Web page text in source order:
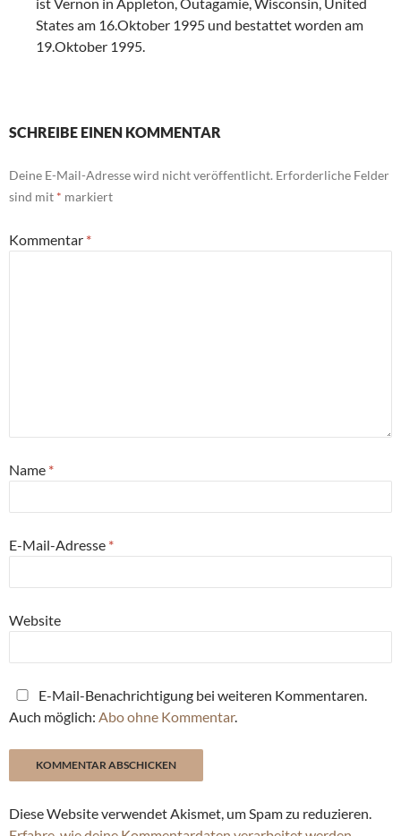
States am 16.Oktober 1995 und bestattet worden am
19.Oktober 1995.
SCHREIBE EINEN KOMMENTAR
Deine E-Mail-Adresse wird nicht veröffentlicht. Erforderliche Felder
sind mit * markiert
Kommentar *
Name *
E-Mail-Adresse *
Website
E-Mail-Benachrichtigung bei weiteren Kommentaren.
Auch möglich: Abo ohne Kommentar.
Diese Website verwendet Akismet, um Spam zu reduzieren.